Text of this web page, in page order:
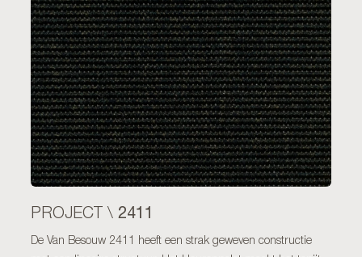
PROJECT \ 2411
De Van Besouw 2411 heeft een strak geweven constructie